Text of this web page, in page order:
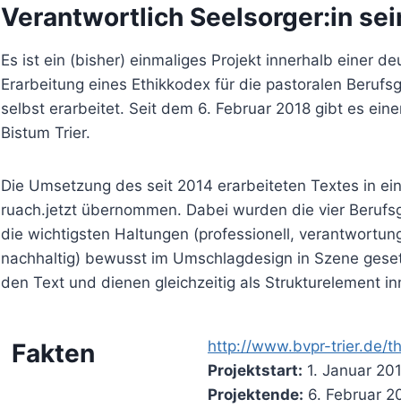
Verantwortlich Seelsorger:in
Es ist ein (bisher) einmaliges Projekt innerhalb einer
Erarbeitung eines Ethikkodex für die pastoralen
selbst erarbeitet. Seit dem 6. Februar 2018 gibt es
Bistum Trier.
Die Umsetzung des seit 2014 erarbeiteten Textes in
ruach.jetzt übernommen. Dabei wurden die vier
die wichtigsten Haltungen (professionell,
nachhaltig) bewusst im Umschlagdesign in Szene
den Text und dienen gleichzeitig als Strukturelement
Fakten
http://www.bvpr-trier.de/
Projektstart: 1. Januar
Projektende: 6. Februar